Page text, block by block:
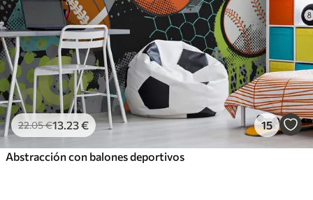
22.05€13 .23€ 15
Abstracción con balones deportivos